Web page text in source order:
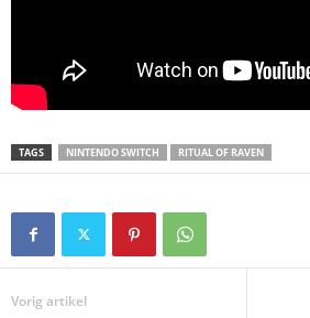
TAGS NINTENDO SWITCH RITUAL OF RAVEN
Vorig artikel